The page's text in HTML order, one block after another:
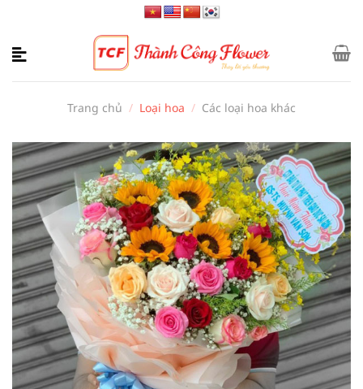
nội
Trang chủ / Loại hoa / Các loại hoa khác